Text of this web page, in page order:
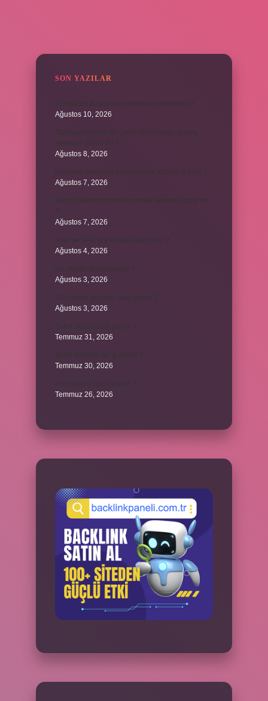
SON YAZILAR
Muhabbet kuşları ne yemeli ne yememeli ?
Ağustos 10, 2026
Titanyum dioksit ve çinko oksit içeren güneş
kremleri zararlı mı ?
Ağustos 8, 2026
Kurutma makinesi çamaşırların tozunu alır mı ?
Ağustos 7, 2026
Kendi mahrem yerine bakmak abdesti bozar mı
Ağustos 7, 2026
Avar ve VAR arasındaki fark nedir ?
Ağustos 4, 2026
84. ayetin anlamı nedir ?
Ağustos 3, 2026
Ağustos 3, 2026
Temmuz 31, 2026
Şube müdürü ne iş yapar ?
Temmuz 30, 2026
Temmuz 26, 2026